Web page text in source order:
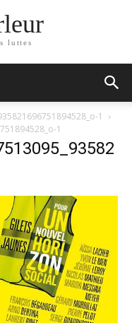
luttes
1
1